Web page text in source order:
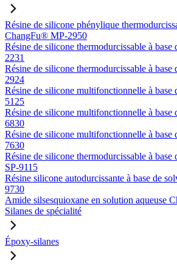
Résine de silicone phénylique
ChangFu® MP-2950
Résine de silicone thermodurcissable à
2231
Résine de silicone thermodurcissable à
2924
Résine de silicone multifonctionnelle à base
5125
Résine de silicone multifonctionnelle à base
6830
Résine de silicone multifonctionnelle à base
7630
Résine de silicone thermodurcissable à
SP-9115
Résine silicone autodurcissante à base de
9730
Amide silsesquioxane en solution aqueuse
Silanes de spécialité
Époxy-silanes